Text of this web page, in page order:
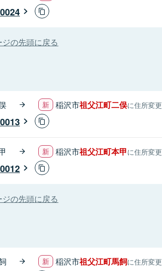
ジの先頭に戻る
稲沢市祖父江町二俣に住所変更
稲沢市祖父江町本甲に住所変更
ジの先頭に戻る
稲沢市祖父江町馬飼に住所変更